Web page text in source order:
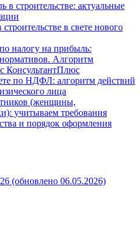
строительстве: актуальные
в свете нового
налогу на прибыль:
Алгоритм
КонсультантПлюс
по НДФЛ: алгоритм действий
лица
(женщины,
учитываем требования
и порядок оформления
(обновлено 06.05.2026)